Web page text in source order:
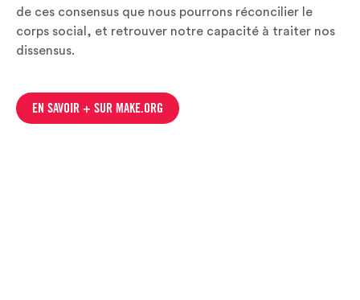
de ces consensus que nous pourrons réconcilier le
corps social, et retrouver notre capacité à traiter nos
dissensus.
EN SAVOIR + SUR MAKE.ORG